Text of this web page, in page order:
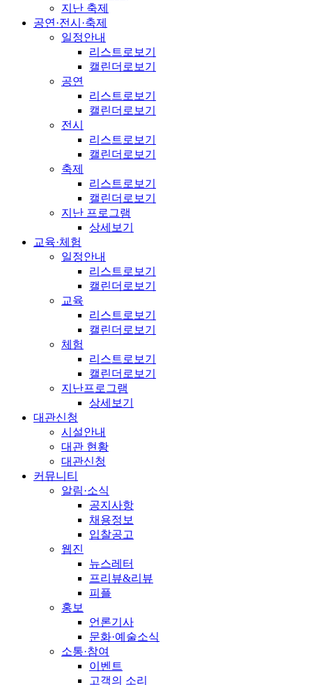
지난 축제
공연·전시·축제
일정안내
리스트로보기
캘린더로보기
공연
리스트로보기
캘린더로보기
전시
리스트로보기
캘린더로보기
축제
리스트로보기
캘린더로보기
지난 프로그램
상세보기
교육·체험
일정안내
리스트로보기
캘린더로보기
교육
리스트로보기
캘린더로보기
체험
리스트로보기
캘린더로보기
지난프로그램
상세보기
대관신청
시설안내
대관 현황
대관신청
커뮤니티
알림·소식
공지사항
채용정보
입찰공고
웹진
뉴스레터
프리뷰&리뷰
피플
홍보
언론기사
문화·예술소식
소통·참여
이벤트
고객의 소리